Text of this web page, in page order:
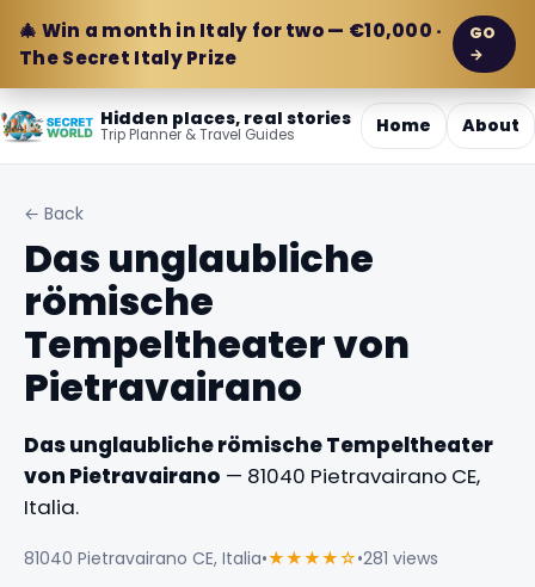
🎄 Win a month in Italy for two — €10,000 ·
The Secret Italy Prize
GO
→
Hidden places, real stories
Trip Planner & Travel Guides Home About
← Back
Das unglaubliche
römische
Tempeltheater von
Pietravairano
Das unglaubliche römische Tempeltheater
von Pietravairano — 81040 Pietravairano CE,
Italia.
81040 Pietravairano CE, Italia•★★★★☆•281 views